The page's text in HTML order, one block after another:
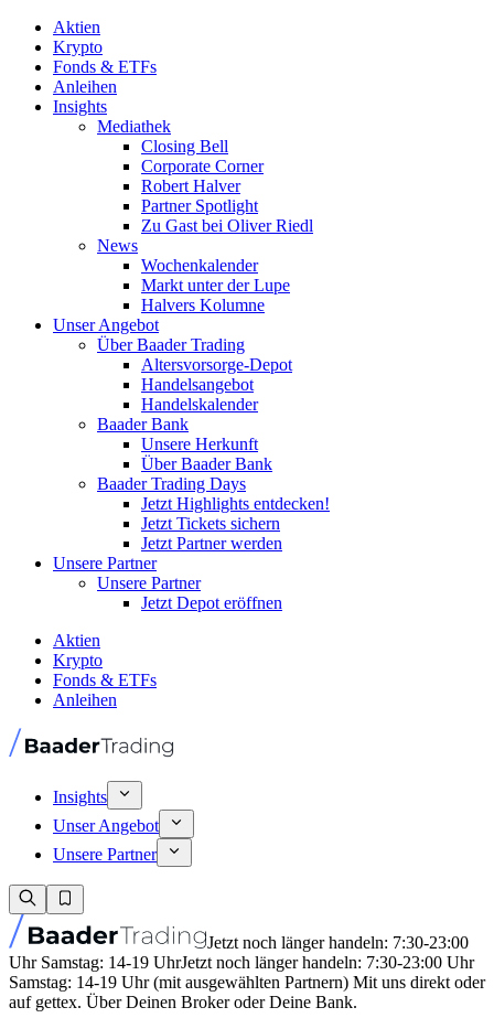
Aktien
Krypto
Fonds & ETFs
Anleihen
Insights
Mediathek
Closing Bell
Corporate Corner
Robert Halver
Partner Spotlight
Zu Gast bei Oliver Riedl
News
Wochenkalender
Markt unter der Lupe
Halvers Kolumne
Unser Angebot
Über Baader Trading
Altersvorsorge-Depot
Handelsangebot
Handelskalender
Baader Bank
Unsere Herkunft
Über Baader Bank
Baader Trading Days
Jetzt Highlights entdecken!
Jetzt Tickets sichern
Jetzt Partner werden
Unsere Partner
Unsere Partner
Jetzt Depot eröffnen
Aktien
Krypto
Fonds & ETFs
Anleihen
Insights
Unser Angebot
Unsere Partner
Jetzt noch länger handeln: 7:30-23:00
Uhr Samstag: 14-19 UhrJetzt noch länger handeln: 7:30-23:00 Uhr
Samstag: 14-19 Uhr (mit ausgewählten Partnern) Mit uns direkt oder
auf gettex. Über Deinen Broker oder Deine Bank.